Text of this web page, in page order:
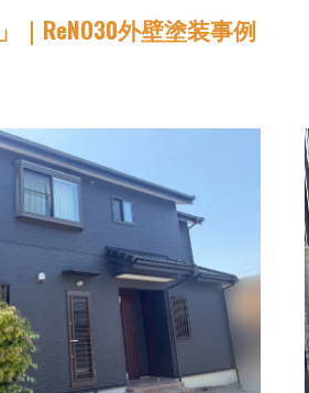
ReNO30外壁塗装事例